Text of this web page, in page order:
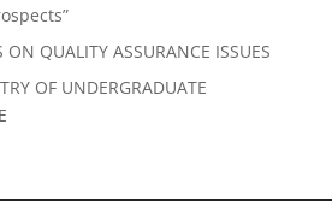
QUALITY ASSURANCE ISSUES
OF UNDERGRADUATE